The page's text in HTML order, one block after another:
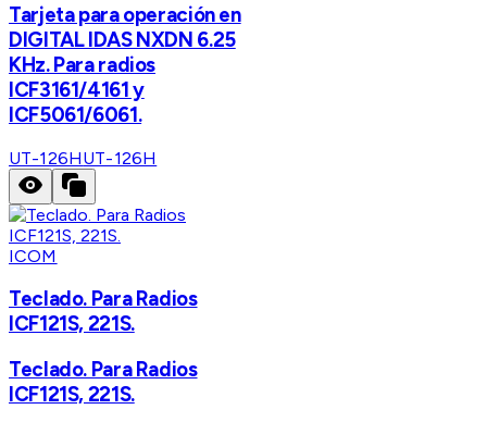
Tarjeta para operación en
DIGITAL IDAS NXDN 6.25
KHz. Para radios
ICF3161/4161 y
ICF5061/6061.
UT-126HUT-126H
ICOM
Teclado. Para Radios
ICF121S, 221S.
Teclado. Para Radios
ICF121S, 221S.